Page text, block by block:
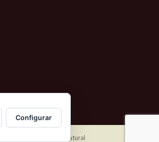
Diseño web: Cibernatural
Configurar